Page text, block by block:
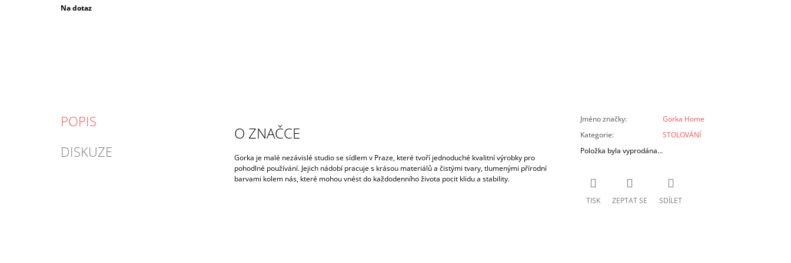
Měrná
Na dotaz
POPIS
DISKUZE
O ZNAČCE
Gorka je malé nezávislé studio se sídlem v Praze, které tvoří jednoduché kvalitní výrobky pro
pohodlné používání. Jejich nádobí pracuje s krásou materiálů a čistými tvary, tlumenými přírodní
barvami kolem nás, které mohou vnést do každodenního života pocit klidu a stability.
Jméno značky:
Gorka Home
Kategorie:
STOLOVÁNÍ
Položka byla vyprodána…
TISK ZEPTAT SE SDÍLET